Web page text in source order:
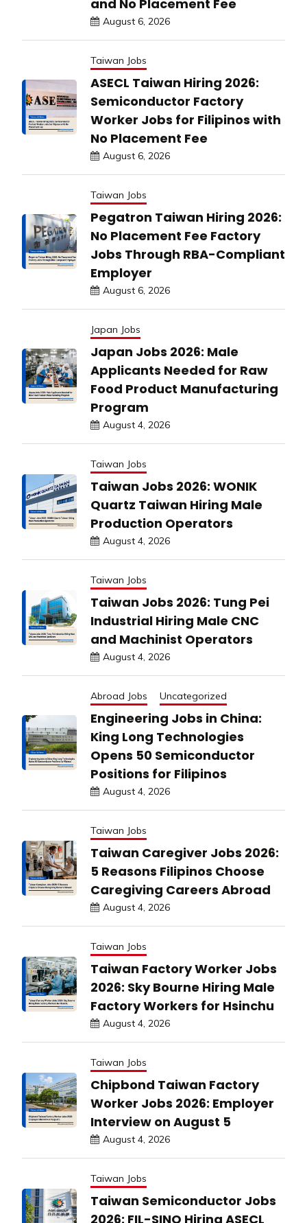
and No Placement Fee
August 6, 2026
Taiwan Jobs
ASECL Taiwan Hiring 2026:
Semiconductor Factory
Worker Jobs for Filipinos with
No Placement Fee
August 6, 2026
Taiwan Jobs
Pegatron Taiwan Hiring 2026:
No Placement Fee Factory
Jobs Through RBA-Compliant
Employer
August 6, 2026
Japan Jobs
Japan Jobs 2026: Male
Applicants Needed for Raw
Food Product Manufacturing
Program
August 4, 2026
Taiwan Jobs
Taiwan Jobs 2026: WONIK
Quartz Taiwan Hiring Male
Production Operators
August 4, 2026
Taiwan Jobs
Taiwan Jobs 2026: Tung Pei
Industrial Hiring Male CNC
and Machinist Operators
August 4, 2026
Abroad Jobs Uncategorized
Engineering Jobs in China:
King Long Technologies
Opens 50 Semiconductor
Positions for Filipinos
August 4, 2026
Taiwan Jobs
Taiwan Caregiver Jobs 2026:
5 Reasons Filipinos Choose
Caregiving Careers Abroad
August 4, 2026
Taiwan Jobs
Taiwan Factory Worker Jobs
2026: Sky Bourne Hiring Male
Factory Workers for Hsinchu
August 4, 2026
Taiwan Jobs
Chipbond Taiwan Factory
Worker Jobs 2026: Employer
Interview on August 5
August 4, 2026
Taiwan Jobs
Taiwan Semiconductor Jobs
2026: FIL-SINO Hiring ASECL